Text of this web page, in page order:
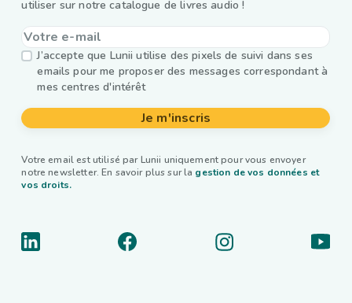
utiliser sur notre catalogue de livres audio !
J’accepte que Lunii utilise des pixels de suivi dans ses
emails pour me proposer des messages correspondant à
mes centres d'intérêt
Je m'inscris
Votre email est utilisé par Lunii uniquement pour vous envoyer
notre newsletter. En savoir plus sur la gestion de vos données et
vos droits.